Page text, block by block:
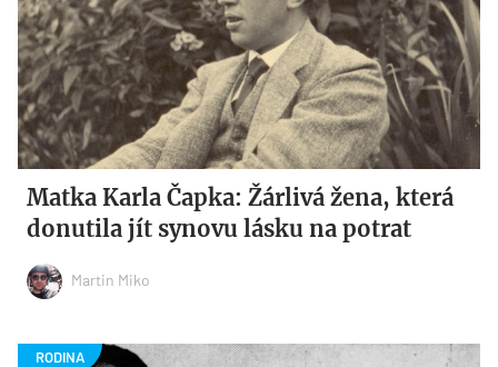
Matka Karla Čapka: Žárlivá žena, která
donutila jít synovu lásku na potrat
Martin Miko